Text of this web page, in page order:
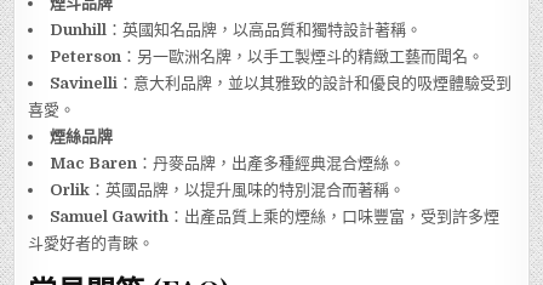
Dunhill ：英國知名品牌，以高品質和獨特設計著稱。
Peterson ：另一歐洲名牌，以手工製煙斗的精緻工藝而聞名。
Savinelli ：意大利品牌，並以其雅致的設計和優良的吸煙體驗受到
喜愛。
煙絲品牌
Mac Baren ：丹麥品牌，出產多種經典混合煙絲。
Orlik ：英國品牌，以提升風味的特別混合而著稱。
Samuel Gawith ：出產品質上乘的煙絲，口味豐富，受到許多煙
斗愛好者的青睞。